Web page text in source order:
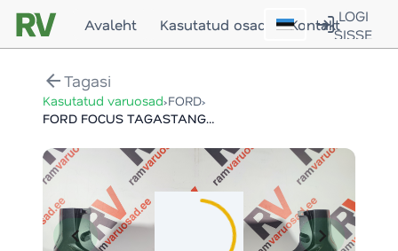
Avaleht Kasutatud osad KontaktLOGI
SISSE
arrow_backTagasi
Kasutatud varuosad›FORD›
FORD FOCUS TAGASTANGE / REAR BUMPER
chevron_left chevron_right